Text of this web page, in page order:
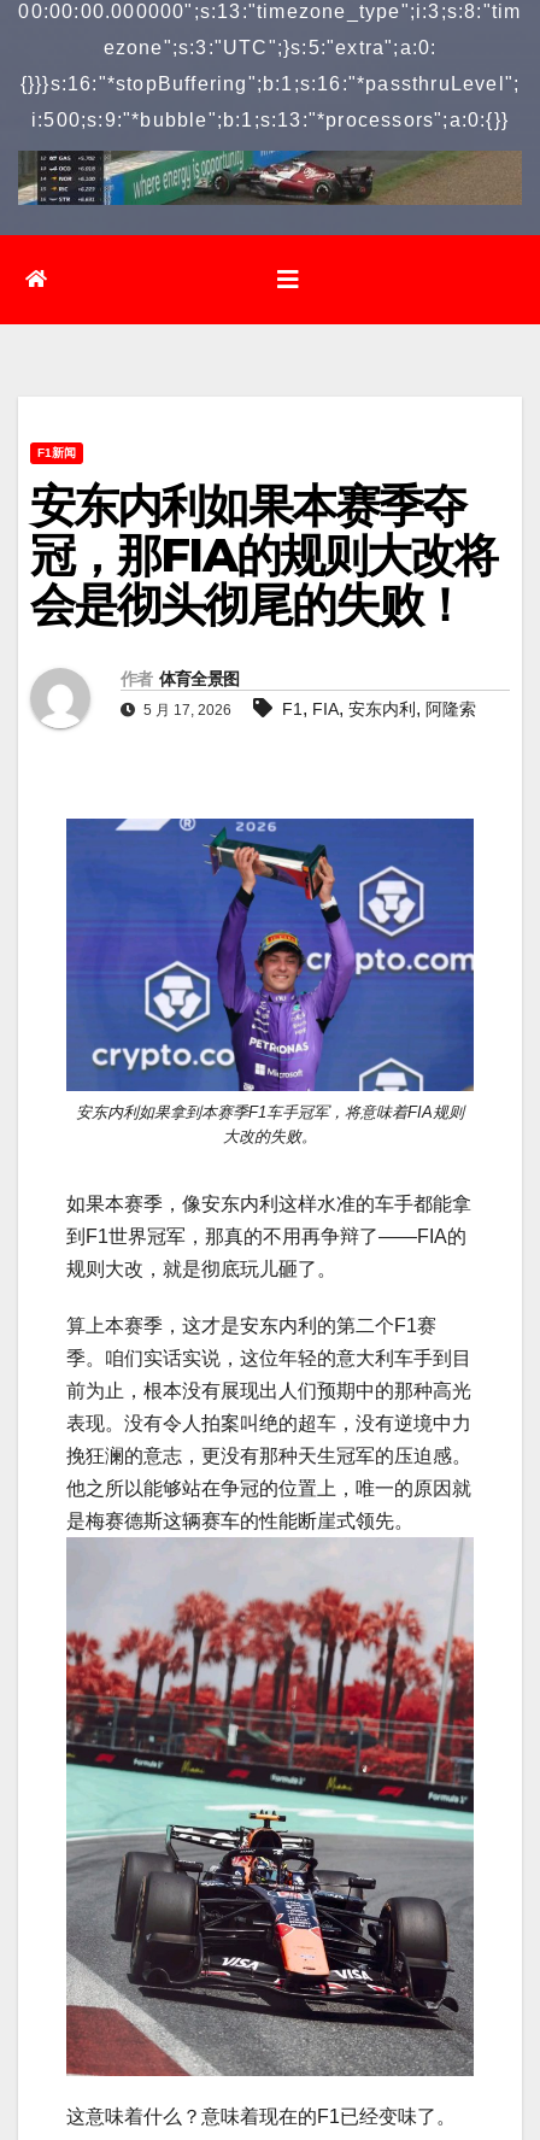
00:00:00.000000";s:13:"timezone_type";i:3;s:8:"tim
ezone";s:3:"UTC";}s:5:"extra";a:0:
{}}}s:16:"*stopBuffering";b:1;s:16:"*passthruLevel";
i:500;s:9:"*bubble";b:1;s:13:"*processors";a:0:{}}
F1新闻
安东内利如果本赛季夺
冠，那FIA的规则大改将
会是彻头彻尾的失败！
作者 体育全景图
5 月 17, 2026 F1, FIA, 安东内利 , 阿隆索
安东内利如果拿到本赛季F1车手冠军，将意味着FIA规则
大改的失败。
如果本赛季，像安东内利这样水准的车手都能拿
到F1世界冠军，那真的不用再争辩了——FIA的
规则大改，就是彻底玩儿砸了。
算上本赛季，这才是安东内利的第二个F1赛
季。咱们实话实说，这位年轻的意大利车手到目
前为止，根本没有展现出人们预期中的那种高光
表现。没有令人拍案叫绝的超车，没有逆境中力
挽狂澜的意志，更没有那种天生冠军的压迫感。
他之所以能够站在争冠的位置上，唯一的原因就
是梅赛德斯这辆赛车的性能断崖式领先。
这意味着什么？意味着现在的F1已经变味了。